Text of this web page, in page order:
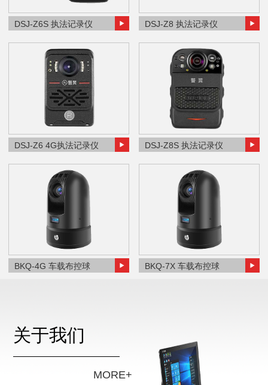
DSJ-Z6S 执法记录仪 DSJ-Z8 执法记录仪
DSJ-Z6 4G执法记录仪 DSJ-Z8S 执法记录仪
BKQ-4G 车载布控球 BKQ-7X 车载布控球
关于我们
MORE+